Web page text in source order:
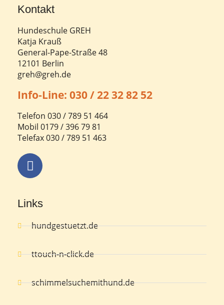
Kontakt
Hundeschule GREH
Katja Krauß
General-Pape-Straße 48
12101 Berlin
greh@greh.de
Info-Line: 030 / 22 32 82 52
Telefon 030 / 789 51 464
Mobil 0179 / 396 79 81
Telefax 030 / 789 51 463
Links
hundgestuetzt.de
ttouch-n-click.de
schimmelsuchemithund.de